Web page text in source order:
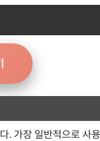
. 가장 일반적으로 사